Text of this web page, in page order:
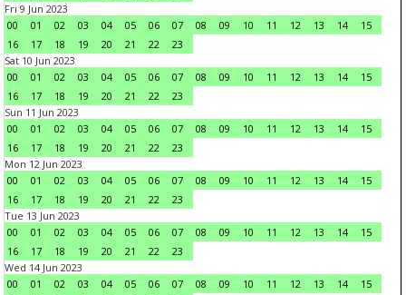
Fri 9 Jun 2023
00
01 02 03 04 05 06 07 08 09 10 11 12 13 14
15
16
17 18 19 20 21 22
23
Sat 10 Jun 2023
00
01 02 03 04 05 06 07 08 09 10 11 12 13 14
15
16
17 18 19 20 21 22
23
Sun 11 Jun 2023
00
01 02 03 04 05 06 07 08 09 10 11 12 13 14
15
16
17 18 19 20 21 22
23
Mon 12 Jun 2023
00
01 02 03 04 05 06 07 08 09 10 11 12 13 14
15
16
17 18 19 20 21 22
23
Tue 13 Jun 2023
00
01 02 03 04 05 06 07 08 09 10 11 12 13 14
15
16
17 18 19 20 21 22
23
Wed 14 Jun 2023
00
01 02 03 04 05 06 07 08 09 10 11 12 13 14
15